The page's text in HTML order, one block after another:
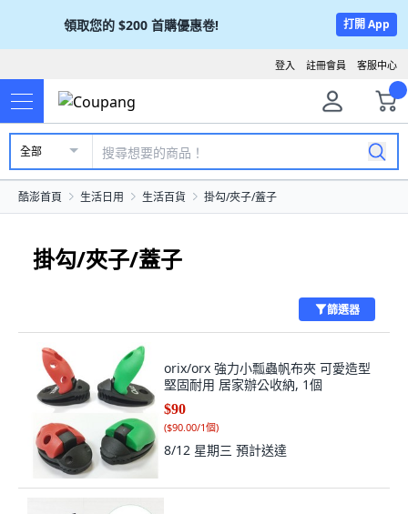
領取您的 $200 首購優惠卷! 打開 App
客服中心
註冊會員
登入
全部
酷澎首頁 生活日用 生活百貨 掛勾/夾子/蓋子
掛勾/夾子/蓋子
篩選器
orix/orx 強力小瓢蟲帆布夾 可愛造型
堅固耐用 居家辦公收納, 1個
$90
($90.00/1個)
8/12 星期三 預計送達